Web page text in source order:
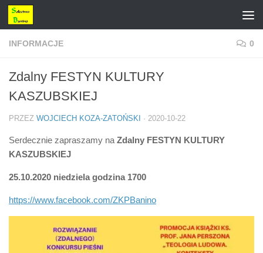
Przejdź do treści
INFORMACJE 0
Zdalny FESTYN KULTURY
KASZUBSKIEJ
PRZEZ WOJCIECH KOZA-ZATOŃSKI · 2020-10-22
Serdecznie zapraszamy na Zdalny FESTYN KULTURY
KASZUBSKIEJ
25.10.2020 niedziela godzina 1700
https://www.facebook.com/ZKPBanino